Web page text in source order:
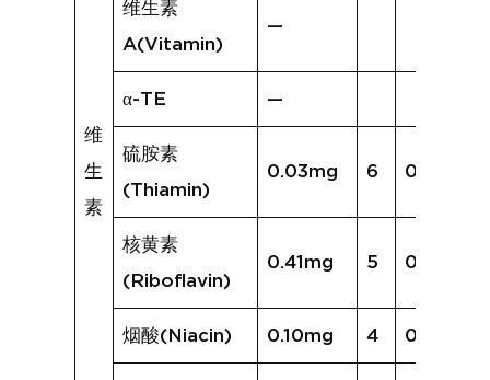
维
生
素
维生素
A(Vitamin)
—
α-TE —
硫胺素
(Thiamin)
0.03mg 6 0.07mg
核黄素
(Riboflavin)
0.41mg 5 0.49mg
烟酸(Niacin) 0.10mg 4 0.24mg